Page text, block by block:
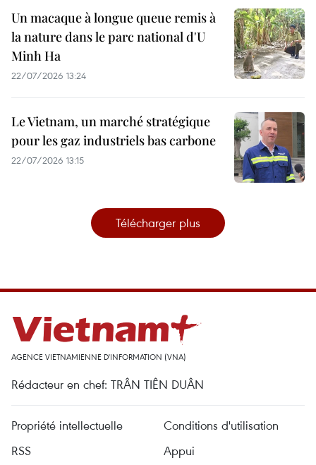
Un macaque à longue queue remis à
la nature dans le parc national d'U
Minh Ha
22/07/2026 13:24
Le Vietnam, un marché stratégique
pour les gaz industriels bas carbone
22/07/2026 13:15
Télécharger plus
AGENCE VIETNAMIENNE D'INFORMATION (VNA)
Rédacteur en chef: TRÂN TIÊN DUÂN
Propriété intellectuelle
Conditions d'utilisation
RSS
Appui